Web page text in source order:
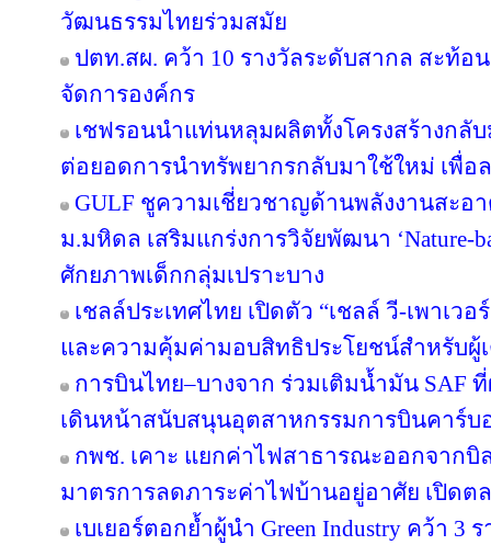
วัฒนธรรมไทยร่วมสมัย
ปตท.สผ. คว้า 10 รางวัลระดับสากล สะท้อ
จัดการองค์กร
เชฟรอนนำแท่นหลุมผลิตทั้งโครงสร้างกลั
ต่อยอดการนำทรัพยากรกลับมาใช้ใหม่ เพื่อ
GULF ชูความเชี่ยวชาญด้านพลังงานสะอ
ม.มหิดล เสริมแกร่งการวิจัยพัฒนา ‘Nature-
ศักยภาพเด็กกลุ่มเปราะบาง
เชลล์ประเทศไทย เปิดตัว “เชลล์ วี-เพาเว
และความคุ้มค่ามอบสิทธิประโยชน์สำหรับผู้
การบินไทย–บางจาก ร่วมเติมน้ำมัน SAF
เดินหน้าสนับสนุนอุตสาหกรรมการบินคาร์บ
กพช. เคาะ แยกค่าไฟสาธารณะออกจาก
มาตรการลดภาระค่าไฟบ้านอยู่อาศัย เปิดต
เบเยอร์ตอกย้ำผู้นำ Green Industry คว้า 3